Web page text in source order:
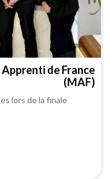
de France
(MAF)
lors de la finale